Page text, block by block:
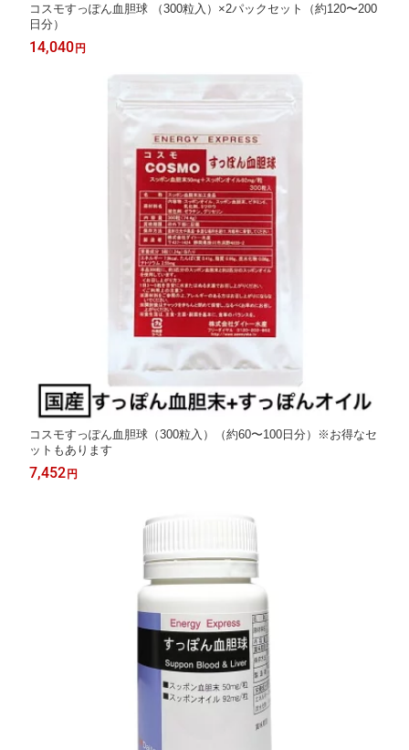
コスモすっぽん血胆球 （300粒入）×2パックセット（約120〜200
日分）
14,040円
コスモすっぽん血胆球（300粒入）（約60〜100日分）※お得なセ
ットもあります
7,452円